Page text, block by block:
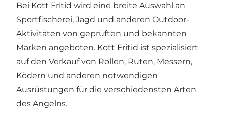
Bei Kott Fritid wird eine breite Auswahl an
Sportfischerei, Jagd und anderen Outdoor-
Aktivitäten von geprüften und bekannten
Marken angeboten. Kott Fritid ist spezialisiert
auf den Verkauf von Rollen, Ruten, Messern,
Ködern und anderen notwendigen
Ausrüstungen für die verschiedensten Arten
des Angelns.